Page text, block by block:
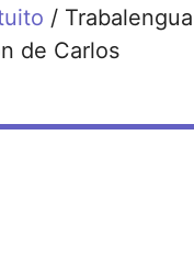
/
de Carlos